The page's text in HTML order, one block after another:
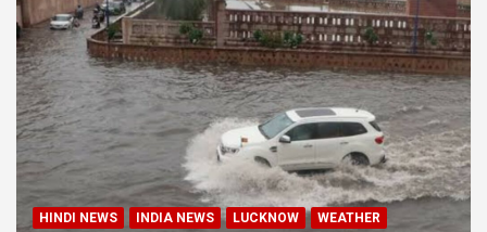
HINDI NEWS INDIA NEWS LUCKNOW WEATHER